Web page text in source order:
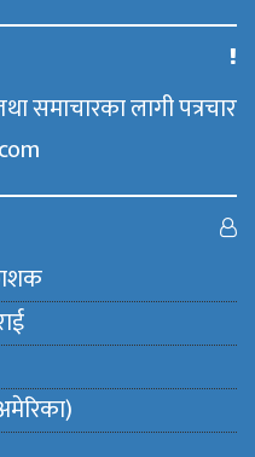
लागी पत्रचार